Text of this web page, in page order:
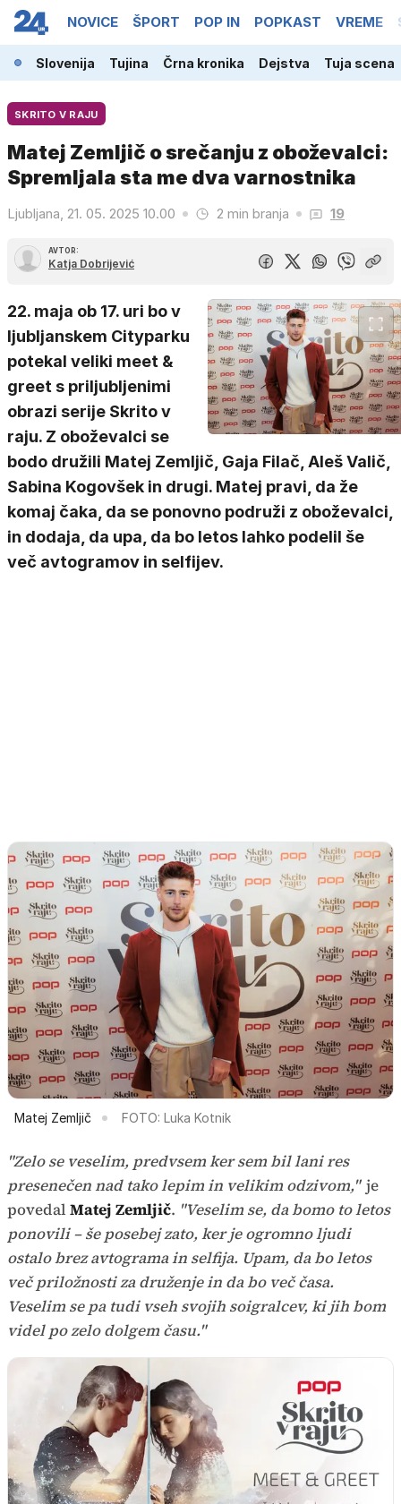
NOVICE ŠPORT POP IN POPKAST VREME
Slovenija Tujina Črna kronika Dejstva Tuja scena
SKRITO V RAJU
Matej Zemljič o srečanju z oboževalci:
Spremljala sta me dva varnostnika
Ljubljana, 21. 05. 2025 10.00 2 min branja 19
AVTOR:
Katja Dobrijević
22. maja ob 17. uri bo v
ljubljanskem Cityparku
potekal veliki meet &
greet s priljubljenimi
obrazi serije Skrito v
raju. Z oboževalci se
bodo družili Matej Zemljič, Gaja Filač, Aleš Valič,
Sabina Kogovšek in drugi. Matej pravi, da že
komaj čaka, da se ponovno podruži z oboževalci,
in dodaja, da upa, da bo letos lahko podelil še
več avtogramov in selfijev.
Matej Zemljič FOTO: Luka Kotnik
"Zelo se veselim, predvsem ker sem bil lani res
presenečen nad tako lepim in velikim odzivom," je
povedal Matej Zemljič. "Veselim se, da bomo to letos
ponovili – še posebej zato, ker je ogromno ljudi
ostalo brez avtograma in selfija. Upam, da bo letos
več priložnosti za druženje in da bo več časa.
Veselim se pa tudi vseh svojih soigralcev, ki jih bom
videl po zelo dolgem času."